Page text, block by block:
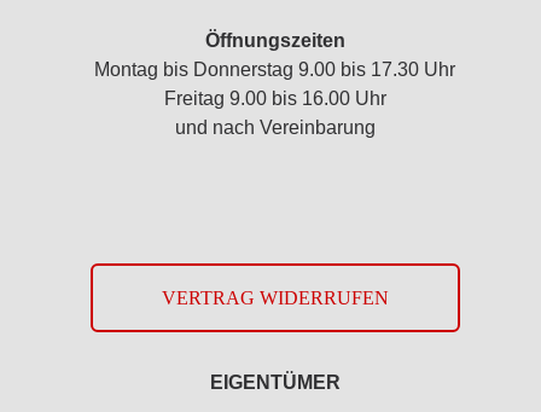
Öffnungszeiten
Montag bis Donnerstag 9.00 bis 17.30 Uhr
Freitag 9.00 bis 16.00 Uhr
und nach Vereinbarung
VERTRAG WIDERRUFEN
EIGENTÜMER